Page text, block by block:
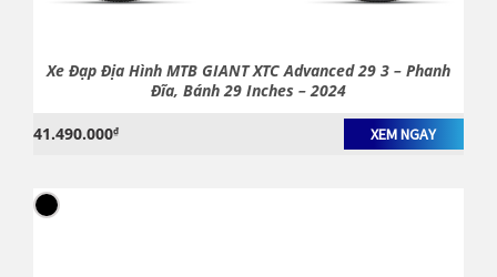
Xe Đạp Địa Hình MTB GIANT XTC Advanced 29 3 – Phanh
Đĩa, Bánh 29 Inches – 2024
41.490.000₫ XEM NGAY